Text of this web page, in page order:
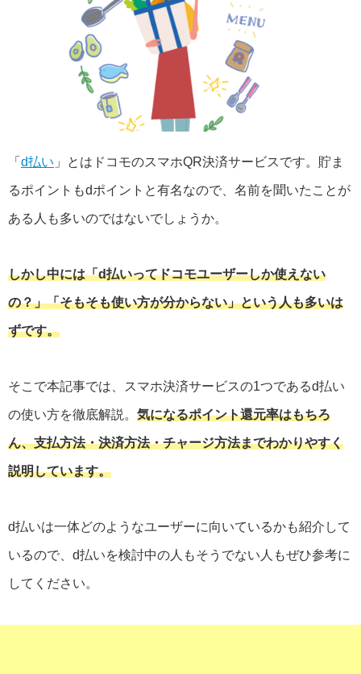
「 d払い 」とはドコモのスマホQR決済サービスです。貯ま
るポイントもdポイントと有名なので、名前を聞いたことが
ある人も多いのではないでしょうか。
しかし中には「d払いってドコモユーザーしか使えない
の？」「そもそも使い方が分からない」という人も多いは
ずです。
そこで本記事では、スマホ決済サービスの1つであるd払い
の使い方を徹底解説。 気になるポイント還元率はもちろ
ん、支払方法・決済方法・チャージ方法までわかりやすく
説明しています。
d払いは一体どのようなユーザーに向いているかも紹介して
いるので、d払いを検討中の人もそうでない人もぜひ参考に
してください。